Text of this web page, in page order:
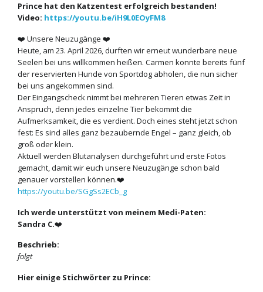
Prince hat den Katzentest erfolgreich bestanden!
Video: https://youtu.be/iH9L0EOyFM8
❤️ Unsere Neuzugänge ❤️
Heute, am 23. April 2026, durften wir erneut wunderbare neue
Seelen bei uns willkommen heißen. Carmen konnte bereits fünf
der reservierten Hunde von Sportdog abholen, die nun sicher
bei uns angekommen sind.
Der Eingangscheck nimmt bei mehreren Tieren etwas Zeit in
Anspruch, denn jedes einzelne Tier bekommt die
Aufmerksamkeit, die es verdient. Doch eines steht jetzt schon
fest: Es sind alles ganz bezaubernde Engel – ganz gleich, ob
groß oder klein.
Aktuell werden Blutanalysen durchgeführt und erste Fotos
gemacht, damit wir euch unsere Neuzugänge schon bald
genauer vorstellen können.❤️
https://youtu.be/SGgSs2ECb_g
Ich werde unterstützt von meinem Medi-Paten:
Sandra C.❤️
Beschrieb:
folgt
Hier einige Stichwörter zu Prince: